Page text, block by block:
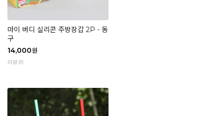
마이 버디 실리콘 주방장갑 2P - 동
구
14,000원
리뷰 81